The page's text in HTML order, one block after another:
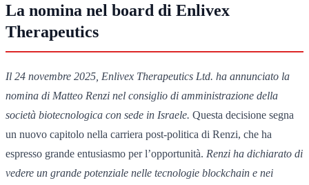
La nomina nel board di Enlivex
Therapeutics
Il 24 novembre 2025, Enlivex Therapeutics Ltd. ha annunciato la
nomina di Matteo Renzi nel consiglio di amministrazione della
società biotecnologica con sede in Israele. Questa decisione segna
un nuovo capitolo nella carriera post-politica di Renzi, che ha
espresso grande entusiasmo per l’opportunità. Renzi ha dichiarato di
vedere un grande potenziale nelle tecnologie blockchain e nei